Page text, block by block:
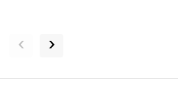
‹ ›